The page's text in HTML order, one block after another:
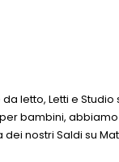
letto, Letti e
bambini, abbiamo
nostri Saldi su